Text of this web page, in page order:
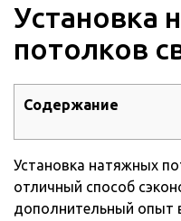
Установка
потолков
Содержание
Установка натяжных
отличный способ
дополнительный опыт